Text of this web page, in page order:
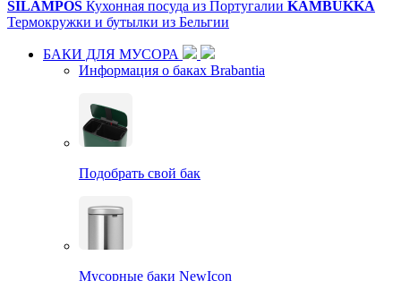
SILAMPOS Кухонная посуда из Португалии KAMBUKKA
Термокружки и бутылки из Бельгии
БАКИ ДЛЯ МУСОРА
Информация о баках Brabantia
Подобрать свой бак
Мусорные баки NewIcon